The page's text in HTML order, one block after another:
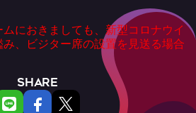
におきましても、新型コロナウイ
、ビジター席の設置を見送る場合
SHARE